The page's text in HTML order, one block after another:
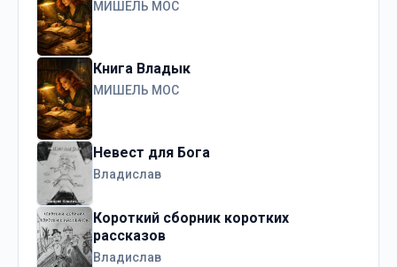
МИШЕЛЬ МОС
Книга Владык
МИШЕЛЬ МОС
Невест для Бога
Владислав
Короткий сборник коротких
рассказов
Владислав